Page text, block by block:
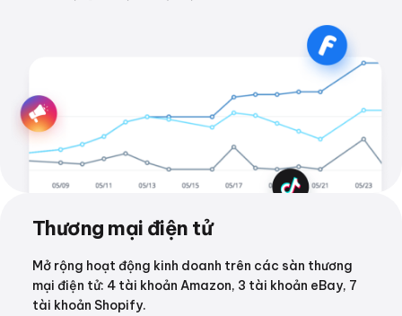
Thương mại điện tử
Mở rộng hoạt động kinh doanh trên các sàn thương
mại điện tử: 4 tài khoản Amazon, 3 tài khoản eBay, 7
tài khoản Shopify.